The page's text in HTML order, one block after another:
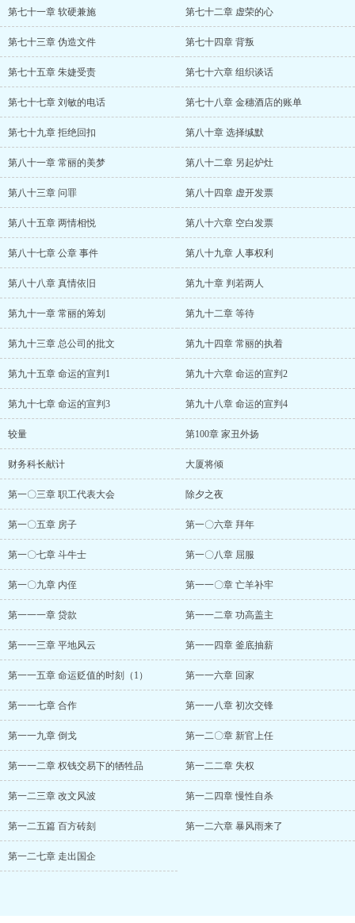
第七十一章 软硬兼施 第七十二章 虚荣的心
第七十三章 伪造文件 第七十四章 背叛
第七十五章 朱婕受责 第七十六章 组织谈话
第七十七章 刘敏的电话 第七十八章 金穗酒店的账单
第七十九章 拒绝回扣 第八十章 选择缄默
第八十一章 常丽的美梦 第八十二章 另起炉灶
第八十三章 问罪 第八十四章 虚开发票
第八十五章 两情相悦 第八十六章 空白发票
第八十七章 公章 事件 第八十九章 人事权利
第八十八章 真情依旧 第九十章 判若两人
第九十一章 常丽的筹划 第九十二章 等待
第九十三章 总公司的批文 第九十四章 常丽的执着
第九十五章 命运的宣判1 第九十六章 命运的宣判2
第九十七章 命运的宣判3 第九十八章 命运的宣判4
较量 第100章 家丑外扬
财务科长献计 大厦将倾
第一〇三章 职工代表大会 除夕之夜
第一〇五章 房子 第一〇六章 拜年
第一〇七章 斗牛士 第一〇八章 屈服
第一〇九章 内侄 第一一〇章 亡羊补牢
第一一一章 贷款 第一一二章 功高盖主
第一一三章 平地风云 第一一四章 釜底抽薪
第一一五章 命运贬值的时刻（1） 第一一六章 回家
第一一七章 合作 第一一八章 初次交锋
第一一九章 倒戈 第一二〇章 新官上任
第一一二章 权钱交易下的牺牲品 第一二二章 失权
第一二三章 改文风波 第一二四章 慢性自杀
第一二五篇 百方砖刻 第一二六章 暴风雨来了
第一二七章 走出国企